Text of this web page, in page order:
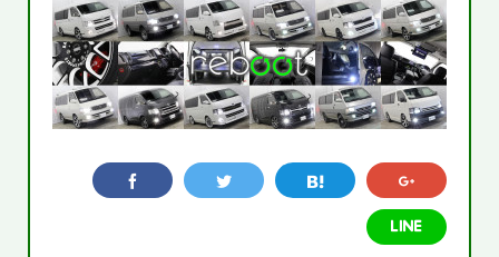
お客様の声 STAFF 企業情報
プライバシーポリシー